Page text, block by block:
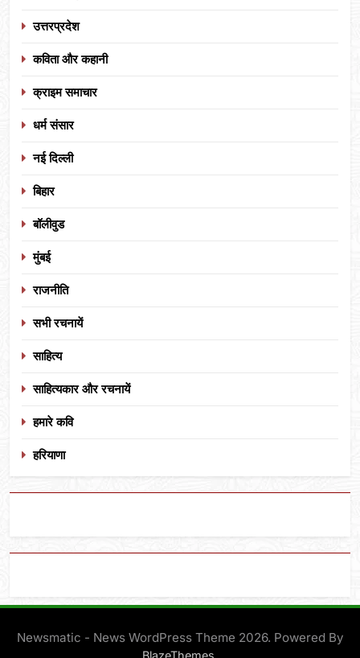
उत्तरप्रदेश
कविता और कहानी
क्राइम समाचार
धर्म संसार
नई दिल्ली
बिहार
बॉलीवुड
मुंबई
राजनीति
सभी रचनायें
साहित्य
साहित्यकार और रचनायें
हमारे कवि
हरियाणा
Newsmatic - News WordPress Theme 2026. Powered By
BlazeThemes